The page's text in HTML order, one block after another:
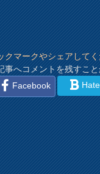
マークやシェアして
事へコメントを残すこ
Facebook